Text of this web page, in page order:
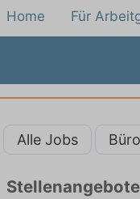
Home Für
Alle Jobs Büro